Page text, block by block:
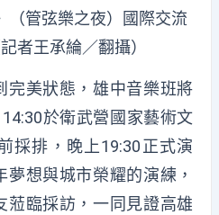
（管弦樂之夜）國際交流
者王承綸／翻攝）
完美狀態，雄中音樂班將
於衛武營國家藝術文
採排，晚上19:30正式演
想與城市榮耀的演練，
蒞臨採訪，一同見證高雄